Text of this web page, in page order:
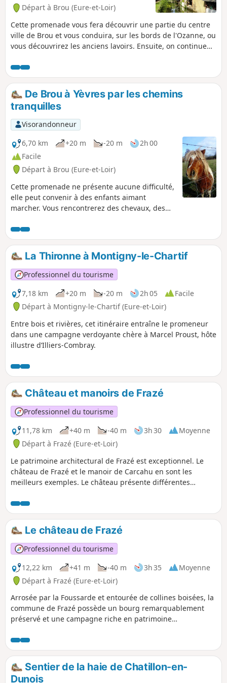
Départ à Brou (Eure-et-Loir)
Cette promenade vous fera découvrir une partie du centre
ville de Brou et vous conduira, sur les bords de l'Ozanne, ou
vous découvrirez les anciens lavoirs. Ensuite, on continue
De Brou à Yèvres par les chemins
tranquilles
Visorandonneur
6,70 km
+20 m -20 m
2h 00
Facile
Départ à Brou (Eure-et-Loir)
Cette promenade ne présente aucune difficulté,
elle peut convenir à des enfants aimant
marcher. Vous rencontrerez des chevaux, des
vous pourrez cueillir des mûres sur les chemins
bordés de haies. Prudence car, certains
passages sont ouverts à la circulation !
La Thironne à Montigny-le-Chartif
Professionnel du tourisme
7,18 km
+20 m -20 m 2h 05
Facile
Départ à Montigny-le-Chartif (Eure-et-Loir)
Entre bois et rivières, cet itinéraire entraîne le promeneur
dans une campagne verdoyante chère à Marcel Proust, hôte
illustre d’Illiers-Combray.
Château et manoirs de Frazé
Professionnel du tourisme
11,78 km
+40 m -40 m 3h 30
Moyenne
Départ à Frazé (Eure-et-Loir)
Le patrimoine architectural de Frazé est exceptionnel. Le
château de Frazé et le manoir de Carcahu en sont les
meilleurs exemples. Le château présente différentes
Carcahu (XVIe-XVIIe) ne ressemble à aucun autre…
Le château de Frazé
Professionnel du tourisme
12,22 km
+41 m -40 m 3h 35
Moyenne
Départ à Frazé (Eure-et-Loir)
Arrosée par la Foussarde et entourée de collines boisées, la
commune de Frazé possède un bourg remarquablement
préservé et une campagne riche en patrimoine
Sentier de la haie de Chatillon-en-
Dunois